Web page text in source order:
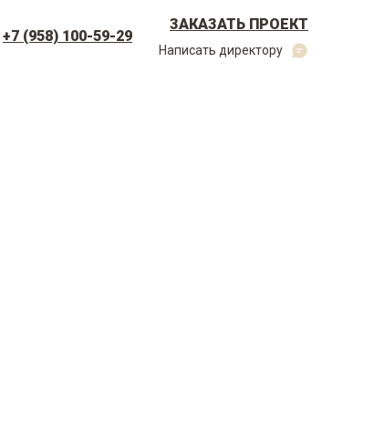
+7 (958) 100-59-29
ЗАКАЗАТЬ ПРОЕКТ
Написать директору